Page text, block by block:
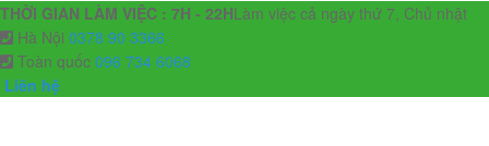
THỜI GIAN LÀM VIỆC : 7H - 22HLàm việc cả ngày thứ 7, Chủ nhật
Hà Nội 0378 90 3366
Toàn quốc 096 734 6068
Liên hệ